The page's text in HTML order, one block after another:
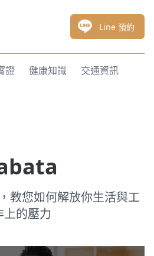
Line 預約
證 健康知識 交通資訊
教您如何解放你生活與工
上的壓力